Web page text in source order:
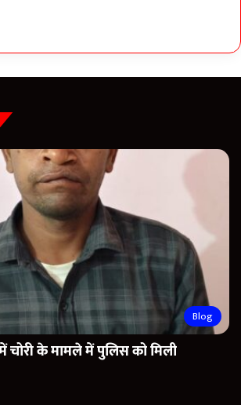
Blog
में चोरी के मामले में पुलिस को मिली